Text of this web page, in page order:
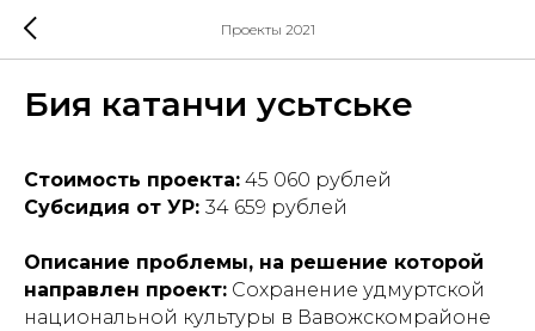
Проекты 2021
Бия катанчи усьтӥське
Стоимость проекта: 45 060 рублей
Субсидия от УР: 34 659 рублей
Описание проблемы, на решение которой
направлен проект: Сохранение удмуртской
национальной культуры в Вавожскомрайоне